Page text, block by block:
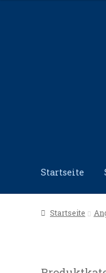
Startseite
StartStartseite